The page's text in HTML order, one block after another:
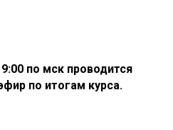
по мск проводится
по итогам курса.